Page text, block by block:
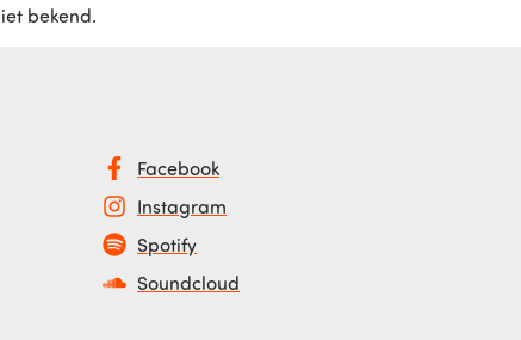
bekend.
Facebook
Instagram
Spotify
Soundcloud